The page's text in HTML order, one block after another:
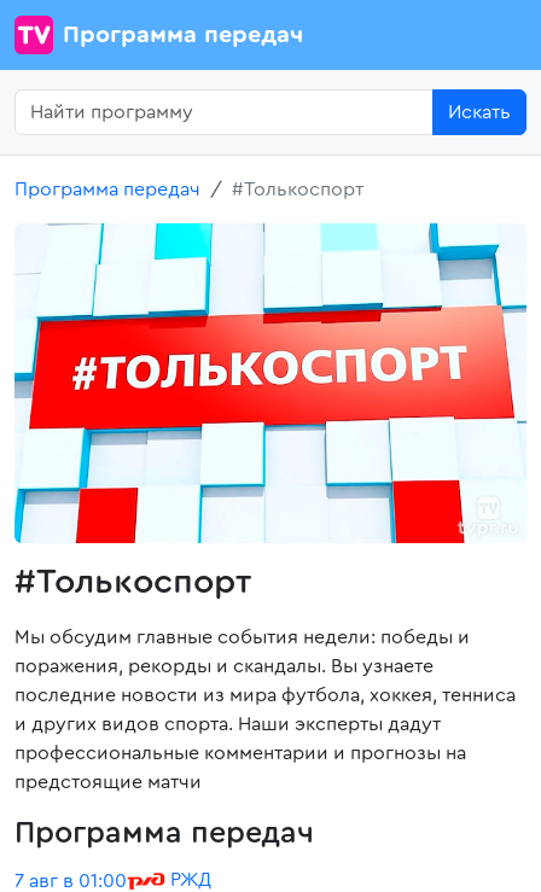
Программа передач
Искать
Программа передач #Толькоспорт
#Толькоспорт
Мы обсудим главные события недели: победы и
поражения, рекорды и скандалы. Вы узнаете
последние новости из мира футбола, хоккея, тенниса
и других видов спорта. Наши эксперты дадут
профессиональные комментарии и прогнозы на
предстоящие матчи
Программа передач
7 авг в 01:00 РЖД